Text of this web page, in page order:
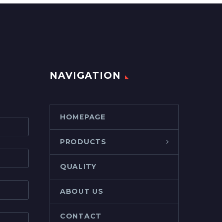
NAVIGATION
HOMEPAGE
PRODUCTS
QUALITY
ABOUT US
CONTACT